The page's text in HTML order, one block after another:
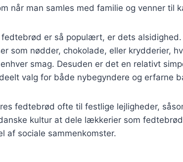
når man samles med familie og venner til
er så populært, er dets alsidighed.
som nødder, chokolade, eller krydderier,
smag. Desuden er det en relativt
valg for både nybegyndere og erfarne
fedtebrød ofte til festlige lejligheder,
kultur at dele lækkerier som
af sociale sammenkomster.